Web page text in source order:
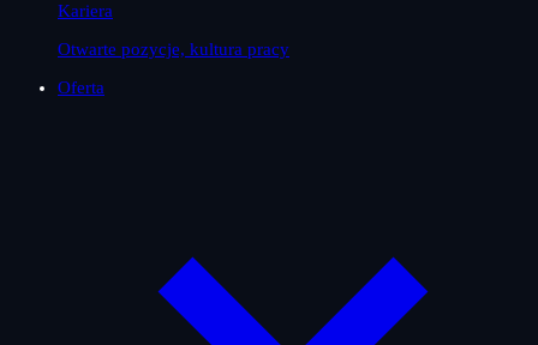
Kariera
Otwarte pozycje, kultura pracy
Oferta